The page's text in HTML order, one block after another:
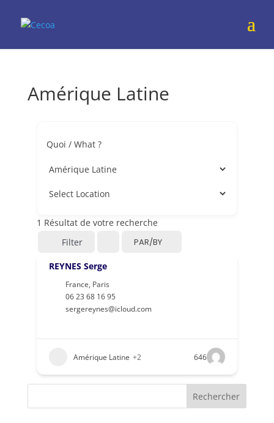
Amérique Latine
Quoi / What ?
1 Résultat de votre recherche
Filter
PAR/BY
REYNES Serge
France, Paris
06 23 68 16 95
sergereynes@icloud.com
Amérique Latine +2 646
Rechercher